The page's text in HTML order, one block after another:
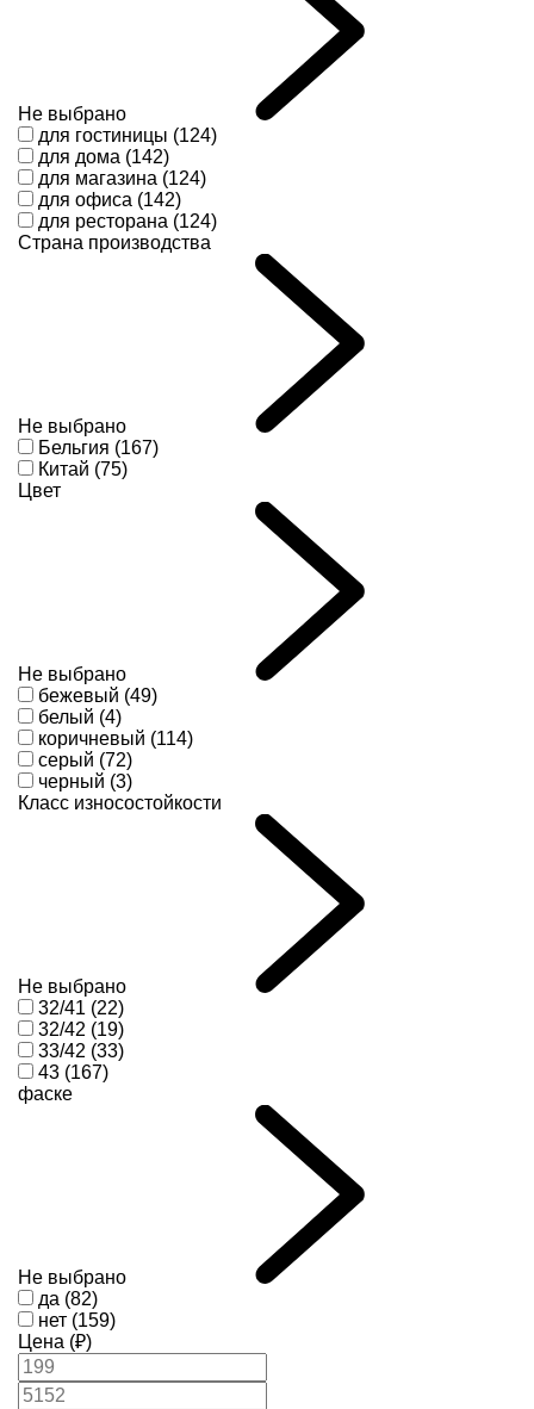
Не выбрано
для гостиницы (124)
для дома (142)
для магазина (124)
для офиса (142)
для ресторана (124)
Страна производства
Не выбрано
Бельгия (167)
Китай (75)
Цвет
Не выбрано
бежевый (49)
белый (4)
коричневый (114)
серый (72)
черный (3)
Класс износостойкости
Не выбрано
32/41 (22)
32/42 (19)
33/42 (33)
43 (167)
фаске
Не выбрано
да (82)
нет (159)
Цена (₽)